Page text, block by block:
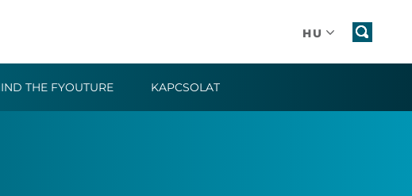
HU
THE FYOUTURE KAPCSOLAT